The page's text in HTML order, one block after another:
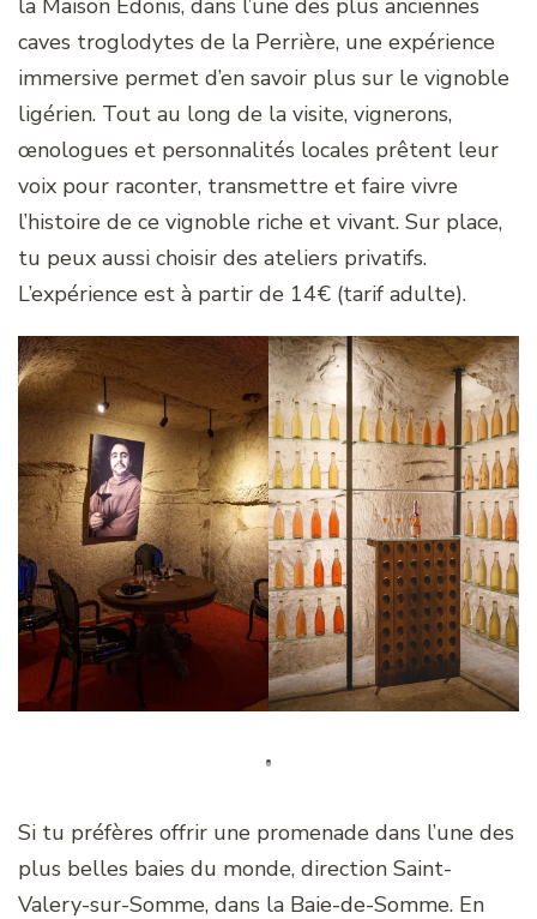
caves troglodytes de la Perrière, une expérience
immersive permet d’en savoir plus sur le vignoble
ligérien. Tout au long de la visite, vignerons,
œnologues et personnalités locales prêtent leur
voix pour raconter, transmettre et faire vivre
l’histoire de ce vignoble riche et vivant. Sur place,
tu peux aussi choisir des ateliers privatifs.
L’expérience est à partir de 14€ (tarif adulte).
Si tu préfères offrir une promenade dans l’une des
plus belles baies du monde, direction Saint-
Valery-sur-Somme, dans la Baie-de-Somme. En